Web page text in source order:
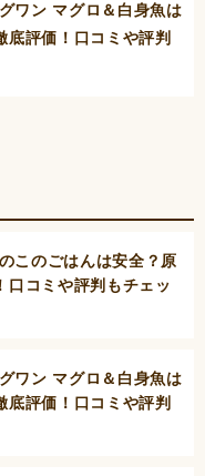
ワン マグロ＆白身魚は
底評価！口コミや評判
このごはんは安全？原
口コミや評判もチェッ
ワン マグロ＆白身魚は
底評価！口コミや評判